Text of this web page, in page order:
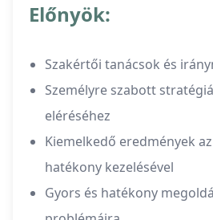
Előnyök:
Szakértői tanácsok és
Személyre szabott
eléréséhez
Kiemelkedő eredmények
hatékony kezelésével
Gyors és hatékony